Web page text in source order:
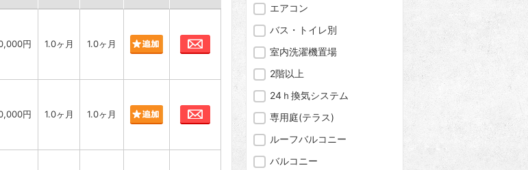
円 1.0ヶ月 1.0ヶ月 お問合わせ
円 1.0ヶ月 1.0ヶ月
エアコン
バス・トイレ別
室内洗濯機置場
2階以上
24ｈ換気システム
専用庭(テラス)
ルーフバルコニー
バルコニー